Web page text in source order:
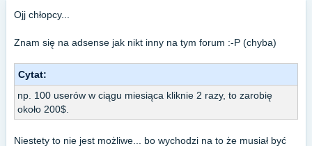
Ojj chłopcy...
Znam się na adsense jak nikt inny na tym forum :-P (chyba)
Cytat:
np. 100 userów w ciągu miesiąca kliknie 2 razy, to zarobię
około 200$.
Niestety to nie jest możliwe... bo wychodzi na to że musiał być